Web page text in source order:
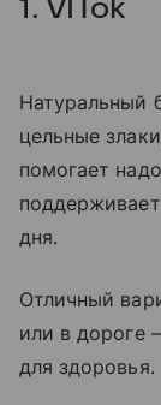
1. VITok
Натуральный
цельные
помогает
дня.
Отличный
или в дороге
для здоровья.